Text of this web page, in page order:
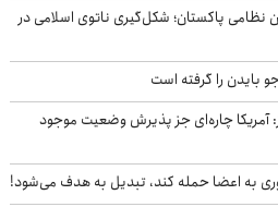
نظامی پاکستان؛ شکل‌گیری ناتوی اسلامی در
بایدن را گرفته است
آمریکا چاره‌ای جز پذیرش وضعیت موجود
به اعضا حمله کند، تبدیل به هدف می‌شود!